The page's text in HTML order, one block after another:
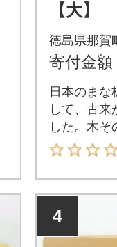
【大】
徳島県那賀
寄付金額
日本のまな
して、古来
した。木そ
わってみて
4